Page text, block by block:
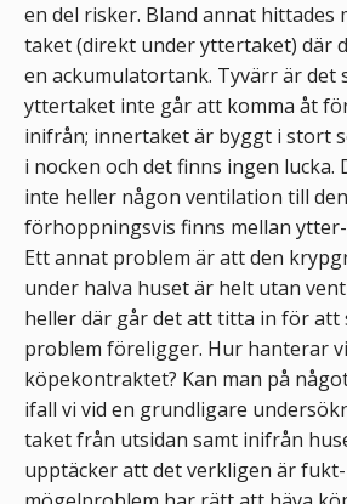
en del risker. Bland annat hittades
taket (direkt under yttertaket) där
en ackumulatortank. Tyvärr är det
yttertaket inte går att komma åt
inifrån; innertaket är byggt i stort
i nocken och det finns ingen lucka.
inte heller någon ventilation till
förhoppningsvis finns mellan
Ett annat problem är att den
under halva huset är helt utan
heller där går det att titta in för att
problem föreligger. Hur hanterar
köpekontraktet? Kan man på
ifall vi vid en grundligare
taket från utsidan samt inifrån
upptäcker att det verkligen är